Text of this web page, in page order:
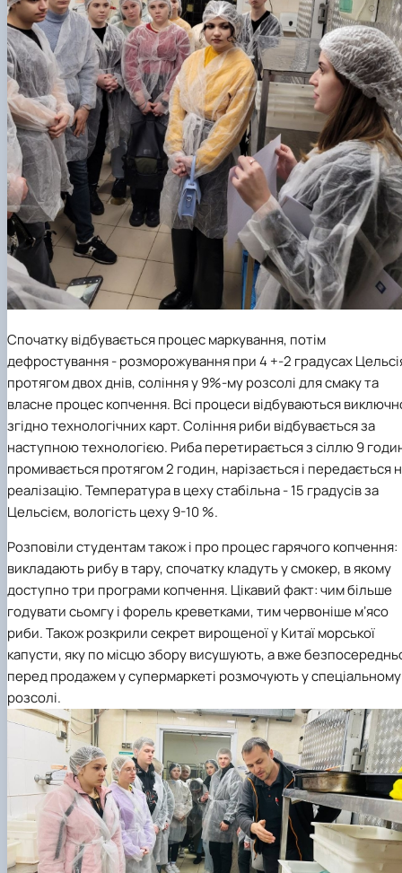
Спочатку відбувається процес маркування, потім
дефростування - розморожування при 4 +-2 градусах
протягом двох днів, соління у 9%-му розсолі для смаку та
власне процес копчення. Всі процеси відбуваються
згідно технологічних карт. Соління риби відбувається за
наступною технологією. Риба перетирається з сіллю 9
промивається протягом 2 годин, нарізається і передається
реалізацію. Температура в цеху стабільна - 15 градусів за
Цельсієм, вологість цеху 9-10 %.
Розповіли студентам також і про процес гарячого копчення:
викладають рибу в тару, спочатку кладуть у смокер, в якому
доступно три програми копчення. Цікавий факт: чим більше
годувати сьомгу і форель креветками, тим червоніше мʼясо
риби. Також розкрили секрет вирощеної у Китаї морської
капусти, яку по місцю збору висушують, а вже
перед продажем у супермаркеті розмочують у спеціальному
розсолі.